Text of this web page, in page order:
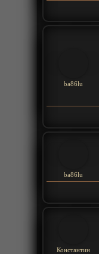
ba86lu
ba86lu
Константин